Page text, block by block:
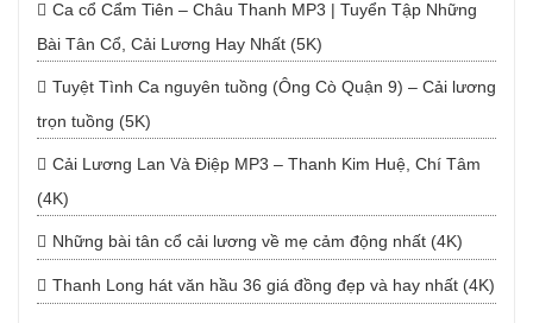
Ca cổ Cẩm Tiên – Châu Thanh MP3 | Tuyển Tập Những
Bài Tân Cổ, Cải Lương Hay Nhất (5K)
Tuyệt Tình Ca nguyên tuồng (Ông Cò Quận 9) – Cải lương
trọn tuồng (5K)
Cải Lương Lan Và Điệp MP3 – Thanh Kim Huệ, Chí Tâm
(4K)
Những bài tân cổ cải lương về mẹ cảm động nhất (4K)
Thanh Long hát văn hầu 36 giá đồng đẹp và hay nhất (4K)